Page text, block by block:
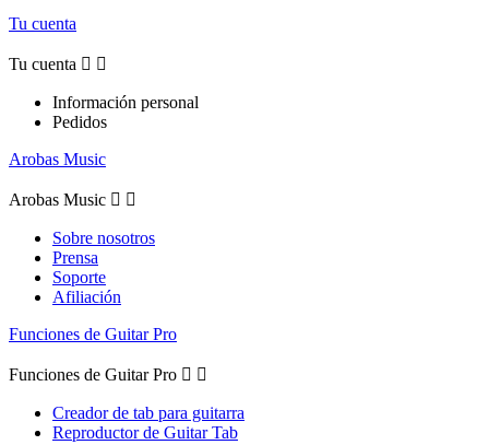
Tu cuenta
Tu cuenta  
Información personal
Pedidos
Arobas Music
Arobas Music  
Sobre nosotros
Prensa
Soporte
Afiliación
Funciones de Guitar Pro
Funciones de Guitar Pro  
Creador de tab para guitarra
Reproductor de Guitar Tab